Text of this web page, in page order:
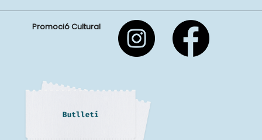
Promoció Cultural